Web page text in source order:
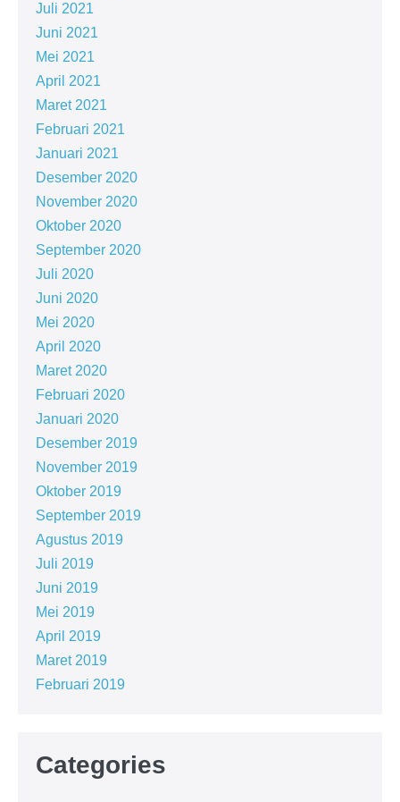
Juli 2021
Juni 2021
Mei 2021
April 2021
Maret 2021
Februari 2021
Januari 2021
Desember 2020
November 2020
Oktober 2020
September 2020
Juli 2020
Juni 2020
Mei 2020
April 2020
Maret 2020
Februari 2020
Januari 2020
Desember 2019
November 2019
Oktober 2019
September 2019
Agustus 2019
Juli 2019
Juni 2019
Mei 2019
April 2019
Maret 2019
Februari 2019
Categories